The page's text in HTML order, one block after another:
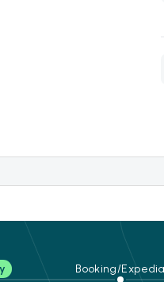
Booking/Expedia